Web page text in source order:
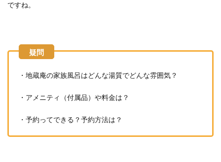
ですね。
・地蔵庵の家族風呂はどんな湯質でどんな雰囲気？
・アメニティ（付属品）や料金は？
・予約ってできる？予約方法は？